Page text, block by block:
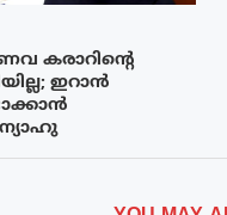
കരാറിന്റെ
ഇറാൻ